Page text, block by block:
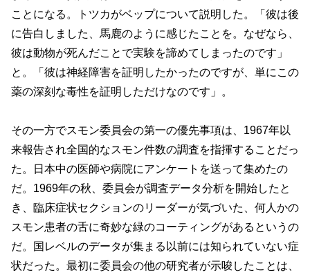
ことになる。トツカがベップについて説明した。「彼は後
に告白しました、馬鹿のように感じたことを。なぜなら、
彼は動物が死んだことで実験を諦めてしまったのです」
と。「彼は神経障害を証明したかったのですが、単にこの
薬の深刻な毒性を証明しただけなのです」。
その一方でスモン委員会の第一の優先事項は、1967年以
来報告され全国的なスモン件数の調査を指揮することだっ
た。日本中の医師や病院にアンケートを送って集めたの
だ。1969年の秋、委員会が調査データ分析を開始したと
き、臨床症状セクションのリーダーが気づいた、何人かの
スモン患者の舌に奇妙な緑のコーティングがあるというの
だ。国レベルのデータが集まる以前には知られていない症
状だった。最初に委員会の他の研究者が示唆したことは、